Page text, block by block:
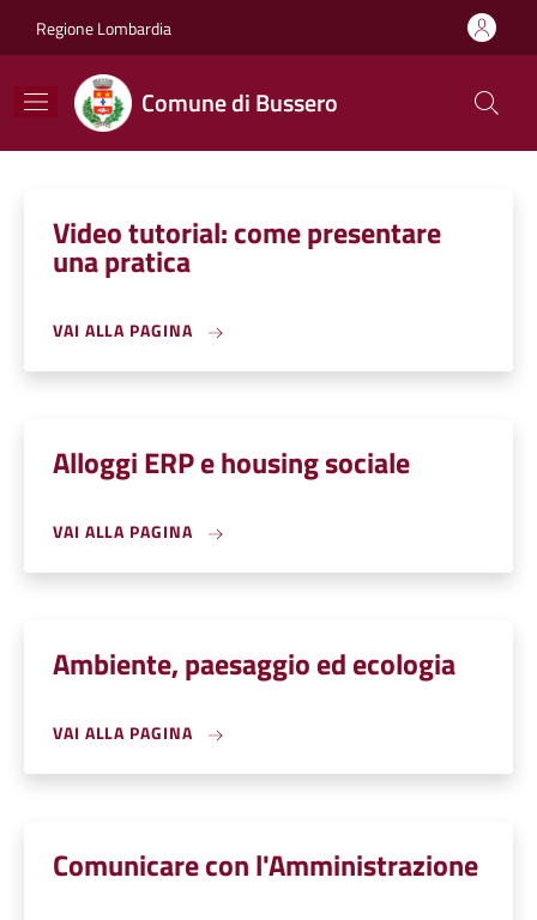
Regione Lombardia
Comune di Bussero
Video tutorial: come presentare
una pratica
VAI ALLA PAGINA
Alloggi ERP e housing sociale
VAI ALLA PAGINA
Ambiente, paesaggio ed ecologia
VAI ALLA PAGINA
Comunicare con l'Amministrazione